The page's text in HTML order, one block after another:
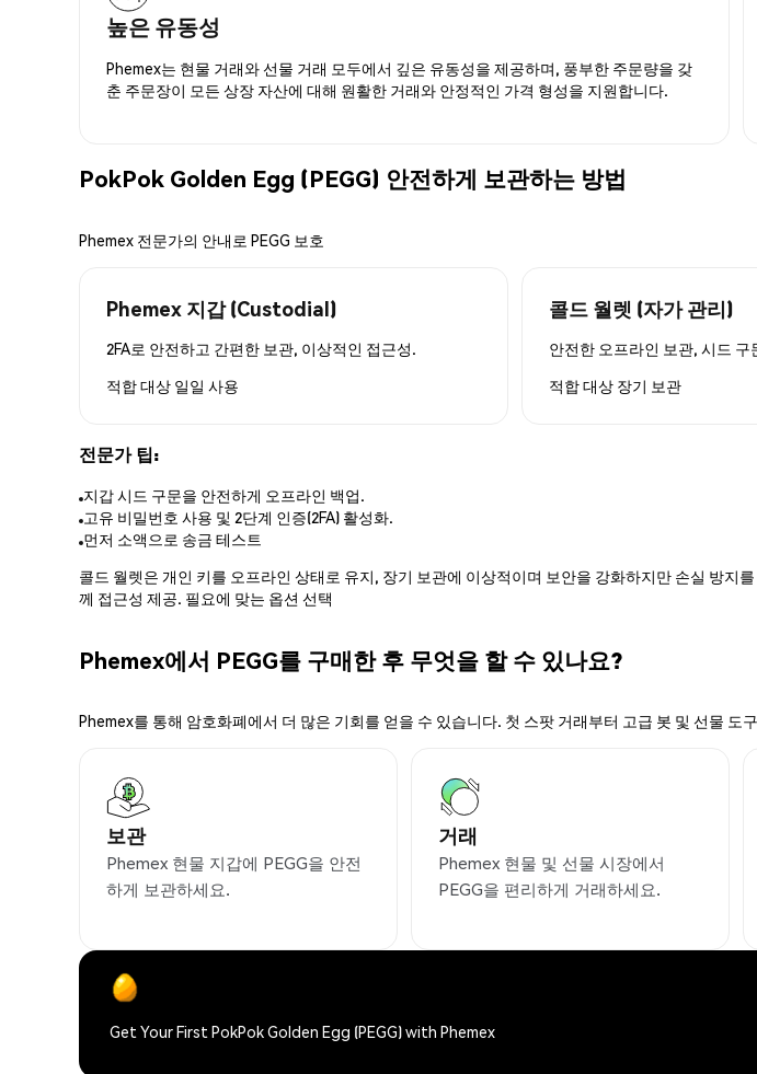
높은 유동성
Phemex는 현물 거래와 선물 거래 모두에서 깊은 유동성을 제공하며, 풍부한 주문량을 갖
춘 주문장이 모든 상장 자산에 대해 원활한 거래와 안정적인 가격 형성을 지원합니다.
PokPok Golden Egg (PEGG) 안전하게 보관하는 방법
Phemex 전문가의 안내로 PEGG 보호
Phemex 지갑 (Custodial)
2FA로 안전하고 간편한 보관, 이상적인 접근성.
적합 대상 일일 사용
콜드 월렛 (자가 관리)
안전한 오프라인 보관, 시드 구
적합 대상 장기 보관
전문가 팁:
지갑 시드 구문을 안전하게 오프라인 백업.
고유 비밀번호 사용 및 2단계 인증(2FA) 활성화.
먼저 소액으로 송금 테스트
콜드 월렛은 개인 키를 오프라인 상태로 유지, 장기 보관에 이상적이며 보안을 강화하지만 손실 방
께 접근성 제공. 필요에 맞는 옵션 선택
Phemex에서 PEGG를 구매한 후 무엇을 할 수 있나요?
Phemex를 통해 암호화폐에서 더 많은 기회를 얻을 수 있습니다. 첫 스팟 거래부터 고급 봇 및 선물
보관
Phemex 현물 지갑에 PEGG을 안전
하게 보관하세요.
거래
Phemex 현물 및 선물 시장에서
PEGG을 편리하게 거래하세요.
Get Your First PokPok Golden Egg (PEGG) with Phemex